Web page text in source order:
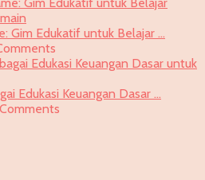
Gim Edukatif untuk Belajar …
Edukasi Keuangan Dasar …